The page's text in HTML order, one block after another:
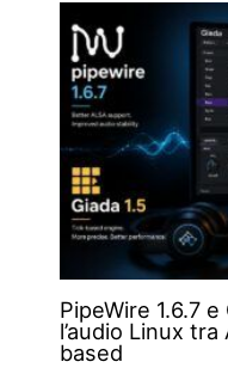
PipeWire 1.6.7
l’audio Linux
based